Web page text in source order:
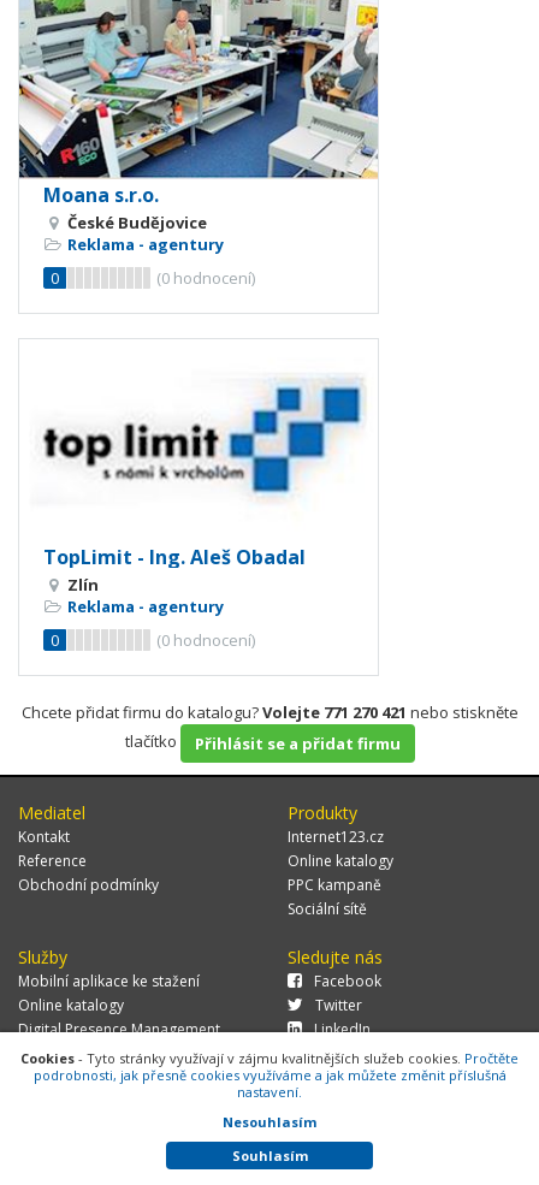
Moana s.r.o.
České Budějovice
Reklama - agentury
0
(0 hodnocení)
TopLimit - Ing. Aleš Obadal
Zlín
Reklama - agentury
0
(0 hodnocení)
Chcete přidat firmu do katalogu?Volejte 771 270 421 nebo stiskněte
tlačítko
Přihlásit se a přidat firmu
Mediatel
Kontakt
Reference
Obchodní podmínky
Produkty
Internet123.cz
Online katalogy
PPC kampaně
Sociální sítě
Služby
Mobilní aplikace ke stažení
Online katalogy
Digital Presence Management
Více zákazníků
Sledujte nás
Facebook
Twitter
LinkedIn
© 2026 MEDIATEL CZ, s.r.o.,Za Potokem 46/4, 106 00 Praha 10, tel.:
+420 771 270 421, verze 1.29.0.143,
Cookies
Cookies - Tyto stránky využívají v zájmu kvalitnějších služeb cookies. Pročtěte
podrobnosti, jak přesně cookies využíváme a jak můžete změnit příslušná
nastavení.
Nesouhlasím
Souhlasím